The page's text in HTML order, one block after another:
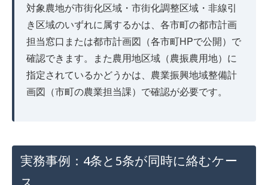
対象農地が市街化区域・市街化調整区域・非線引
き区域のいずれに属するかは、各市町の都市計画
担当窓口または都市計画図（各市町HPで公開）で
確認できます。また農用地区域（農振農用地）に
指定されているかどうかは、農業振興地域整備計
画図（市町の農業担当課）で確認が必要です。
実務事例：4条と5条が同時に絡むケー